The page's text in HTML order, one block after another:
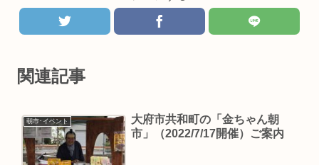
関連記事
朝市･イベント
大府市共和町の「金ちゃん朝
市」（2022/7/17開催）ご案内